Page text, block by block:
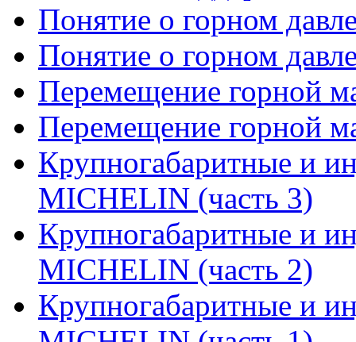
Понятие о горном
Понятие о горном
Перемещение горной
Перемещение горной
Крупногабаритные и
MICHELIN (часть 3)
Крупногабаритные и
MICHELIN (часть 2)
Крупногабаритные и